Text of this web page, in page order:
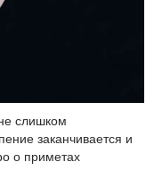
слишком
заканчивается и
о приметах